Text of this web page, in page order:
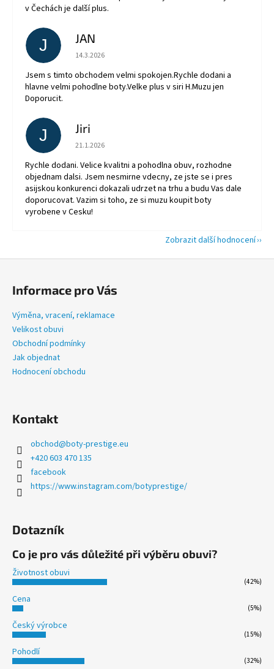
v Čechách je další plus.
J JAN
Hodnocení obchodu je 5 z 5 hvězdiček.
14.3.2026
Jsem s timto obchodem velmi spokojen.Rychle dodani a
hlavne velmi pohodlne boty.Velke plus v siri H.Muzu jen
Doporucit.
J Jiri
Hodnocení obchodu je 5 z 5 hvězdiček.
21.1.2026
Rychle dodani. Velice kvalitni a pohodlna obuv, rozhodne
objednam dalsi. Jsem nesmirne vdecny, ze jste se i pres
asijskou konkurenci dokazali udrzet na trhu a budu Vas dale
doporucovat. Vazim si toho, ze si muzu koupit boty
vyrobene v Cesku!
Zobrazit další hodnocení
Informace pro Vás
Výměna, vracení, reklamace
Velikost obuvi
Obchodní podmínky
Jak objednat
Hodnocení obchodu
Kontakt
obchod@boty-prestige.eu
+420 603 470 135
facebook
https://www.instagram.com/botyprestige/
Dotazník
Co je pro vás důležité při výběru obuvi?
Životnost obuvi
(42%)
Cena
(5%)
Český výrobce
(15%)
Pohodlí
(32%)